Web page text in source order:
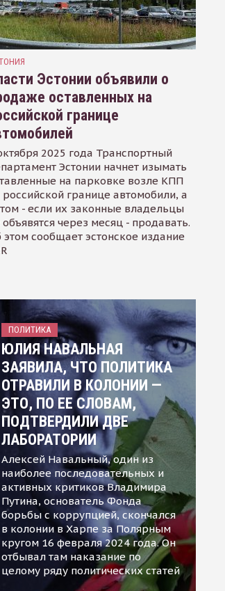
Эстонии объявили о
оставленных на
границе
2025 года Транспортный
Эстонии начнет изымать
на парковке возле КПП
российской границе автомобили, а
- если их законные владельцы
объявятся через месяц - продавать.
этом сообщает эстонское издание
ПОЛИТИКА
ЮЛИЯ НАВАЛЬНАЯ
ЗАЯВИЛА, ЧТО ПОЛИТИКА
ОТРАВИЛИ В КОЛОНИИ —
ЭТО, ПО ЕЕ СЛОВАМ,
ПОДТВЕРДИЛИ ДВЕ
ЛАБОРАТОРИИ
Алексей Навальный, один из
наиболее последовательных и
активных критиков Владимира
Путина, основатель Фонда
борьбы с коррупцией, скончался
в колонии в Харпе за Полярным
кругом 16 февраля 2024 года. Он
отбывал там наказание по
целому ряду политических статей